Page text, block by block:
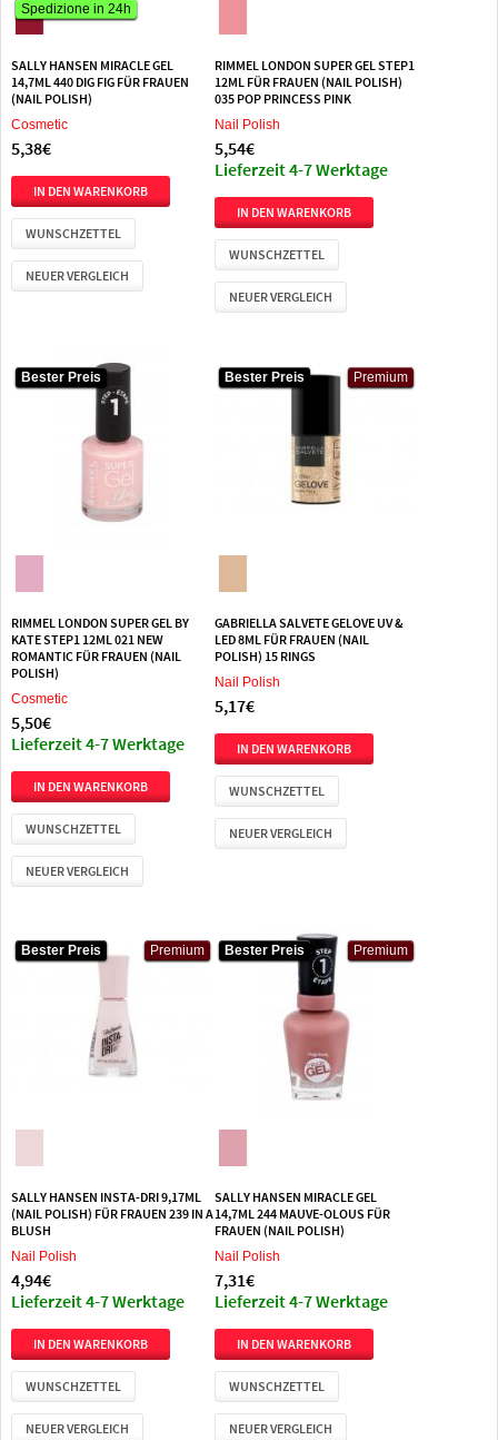
Spedizione in 24h
Spedizione in 24h
SALLY HANSEN MIRACLE GEL
14,7ML 440 DIG FIG FÜR FRAUEN
(NAIL POLISH)
Cosmetic
5,38€
WUNSCHZETTEL
NEUER VERGLEICH
RIMMEL LONDON SUPER GEL STEP1
12ML FÜR FRAUEN (NAIL POLISH)
035 POP PRINCESS PINK
Nail Polish
5,54€
Lieferzeit 4-7 Werktage
WUNSCHZETTEL
NEUER VERGLEICH
Bester Preis
Bester Preis
RIMMEL LONDON SUPER GEL BY
KATE STEP1 12ML 021 NEW
ROMANTIC FÜR FRAUEN (NAIL
POLISH)
Cosmetic
5,50€
Lieferzeit 4-7 Werktage
WUNSCHZETTEL
NEUER VERGLEICH
Bester Preis Premium
Bester Preis Premium
GABRIELLA SALVETE GELOVE UV &
LED 8ML FÜR FRAUEN (NAIL
POLISH) 15 RINGS
Nail Polish
5,17€
WUNSCHZETTEL
NEUER VERGLEICH
Bester Preis Premium
Bester Preis Premium
SALLY HANSEN INSTA-DRI 9,17ML
(NAIL POLISH) FÜR FRAUEN 239 IN A
BLUSH
Nail Polish
4,94€
Lieferzeit 4-7 Werktage
WUNSCHZETTEL
NEUER VERGLEICH
Bester Preis Premium
Bester Preis Premium
SALLY HANSEN MIRACLE GEL
14,7ML 244 MAUVE-OLOUS FÜR
FRAUEN (NAIL POLISH)
Nail Polish
7,31€
Lieferzeit 4-7 Werktage
WUNSCHZETTEL
NEUER VERGLEICH